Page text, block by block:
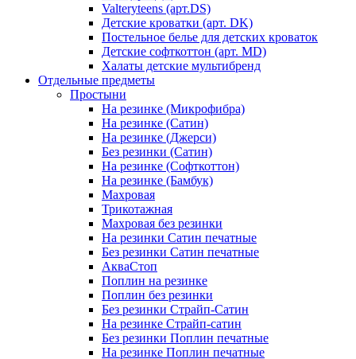
Valteryteens (арт.DS)
Детские кроватки (арт. DK)
Постельное белье для детских кроваток
Детские софткоттон (арт. MD)
Халаты детские мультибренд
Отдельные предметы
Простыни
На резинке (Микрофибра)
На резинке (Сатин)
На резинке (Джерси)
Без резинки (Сатин)
На резинке (Софткоттон)
На резинке (Бамбук)
Махровая
Трикотажная
Махровая без резинки
На резинки Сатин печатные
Без резинки Сатин печатные
АкваСтоп
Поплин на резинке
Поплин без резинки
Без резинки Страйп-Сатин
На резинке Страйп-сатин
Без резинки Поплин печатные
На резинке Поплин печатные